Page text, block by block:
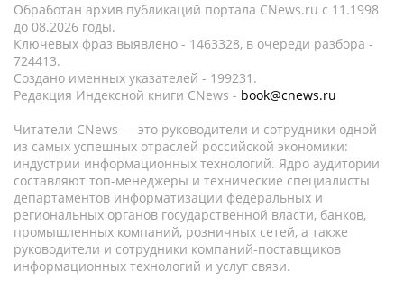
Обработан архив публикаций портала CNews.ru c 11.1998
до 08.2026 годы.
Ключевых фраз выявлено - 1463328, в очереди разбора -
724413.
Создано именных указателей - 199231.
Редакция Индексной книги CNews - book@cnews.ru
Читатели CNews — это руководители и сотрудники одной
из самых успешных отраслей российской экономики:
индустрии информационных технологий. Ядро аудитории
составляют топ-менеджеры и технические специалисты
департаментов информатизации федеральных и
региональных органов государственной власти, банков,
промышленных компаний, розничных сетей, а также
руководители и сотрудники компаний-поставщиков
информационных технологий и услуг связи.